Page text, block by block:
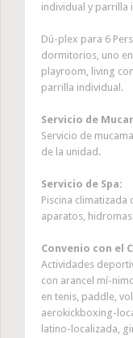
individual y parrilla
Dú-plex para 6
dormitorios, uno
playroom, living
parrilla individual.
Servicio de
Servicio de
de la unidad.
Servicio de Spa:
Piscina climatizada
aparatos,
Convenio con el
Actividades
con arancel mí-
en tenis, paddle,
aerokickboxing-
latino-localizada,